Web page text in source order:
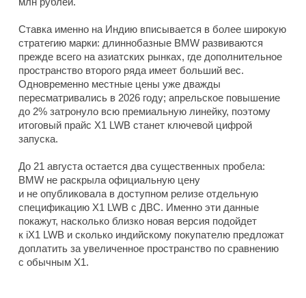
Ставка именно на Индию вписывается в более широкую
стратегию марки: длиннобазные BMW развиваются
прежде всего на азиатских рынках, где дополнительное
пространство второго ряда имеет больший вес.
Одновременно местные цены уже дважды
пересматривались в 2026 году; апрельское повышение
до 2% затронуло всю премиальную линейку, поэтому
итоговый прайс X1 LWB станет ключевой цифрой
запуска.
До 21 августа остается два существенных пробела:
BMW не раскрыла официальную цену
и не опубликовала в доступном релизе отдельную
спецификацию X1 LWB с ДВС. Именно эти данные
покажут, насколько близко новая версия подойдет
к iX1 LWB и сколько индийскому покупателю предложат
доплатить за увеличенное пространство по сравнению
с обычным X1.